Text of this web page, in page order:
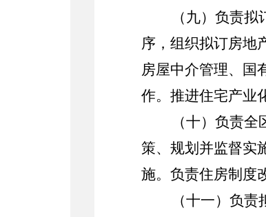
（ 九）负责拟
序，组织拟订房地
房屋中介管理、国
作。 推进住宅产业
（十）负责
策、规划并监督实
施。负责住房制度
（十一） 负责